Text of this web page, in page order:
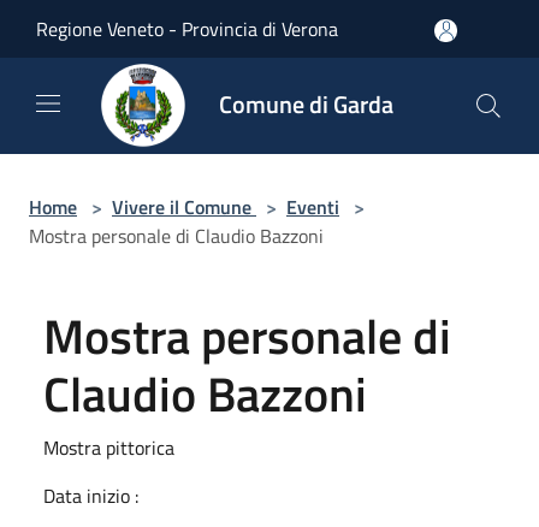
Regione Veneto - Provincia di Verona
Comune di Garda
Home > Vivere il Comune > Eventi >
Mostra personale di Claudio Bazzoni
Mostra personale di
Claudio Bazzoni
Mostra pittorica
Data inizio :